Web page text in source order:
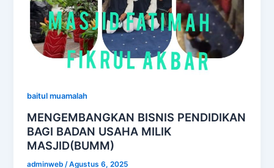
baitul muamalah
MENGEMBANGKAN BISNIS PENDIDIKAN
BAGI BADAN USAHA MILIK
MASJID(BUMM)
adminweb /Agustus 6, 2025